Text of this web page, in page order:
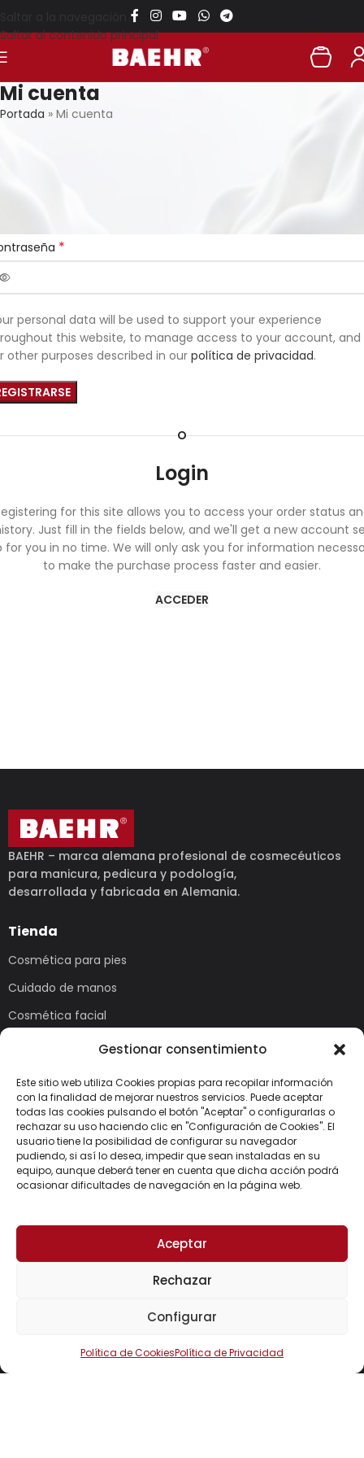
Gestionar consentimiento
Este sitio web utiliza Cookies propias para recopilar información
con la finalidad de mejorar nuestros servicios. Puede aceptar
todas las cookies pulsando el botón "Aceptar" o configurarlas o
rechazar su uso haciendo clic en "Configuración de Cookies". El
usuario tiene la posibilidad de configurar su navegador
pudiendo, si así lo desea, impedir que sean instaladas en su
equipo, aunque deberá tener en cuenta que dicha acción podrá
ocasionar dificultades de navegación en la página web.
Aceptar
Rechazar
Configurar
Política de CookiesPolítica de Privacidad
Saltar al contenido principal
Mi cuenta
Portada » Mi cuenta
*
personal data will be used to support your experience
this website, to manage access to your account, and
other purposes described in our política de privacidad.
O
Login
for this site allows you to access your order status
Just fill in the fields below, and we'll get a new account
for you in no time. We will only ask you for information
to make the purchase process faster and easier.
ACCEDER
BAEHR – marca alemana profesional de cosmecéuticos
para manicura, pedicura y podología,
desarrollada y fabricada en Alemania.
Tienda
Cosmética para pies
Cuidado de manos
Cosmética facial
Enlaces
Sobre la marca
Tienda
Contactos